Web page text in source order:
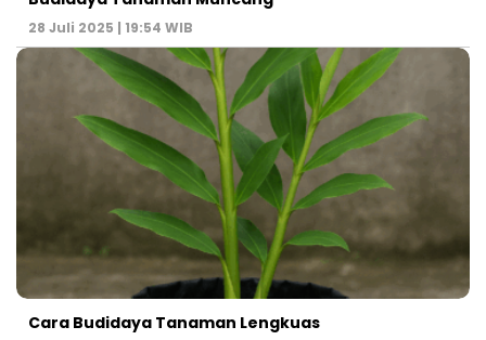
28 Juli 2025 | 19:54 WIB
Cara Budidaya Tanaman Lengkuas